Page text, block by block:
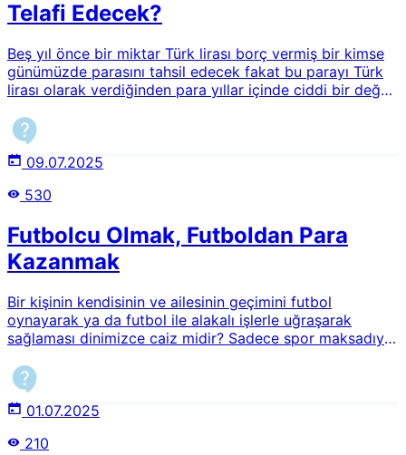
Telafi Edecek?
Beş yıl önce bir miktar Türk lirası borç vermiş bir kimse
günümüzde parasını tahsil edecek fakat bu parayı Türk
lirası olarak verdiğinden para yıllar içinde ciddi bir değer
verilen yıla göre aynı miktar mı talep edilmeli? Yoksa
aradaki enflasyon farkı vs. gibi nedenleri göz önünde
bulundurarak bir hesap ile farklı bir meblağ mı talep
09.07.2025
530
Futbolcu Olmak, Futboldan Para
Kazanmak
Bir kişinin kendisinin ve ailesinin geçimini futbol
oynayarak ya da futbol ile alakalı işlerle uğraşarak
sağlaması dinimizce caiz midir? Sadece spor maksadıyla
midir? Bu ve benzer oyunlarla alakalı olarak dinimizin
hükümleri nelerdir?
01.07.2025
210